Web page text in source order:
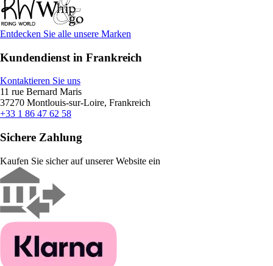
Entdecken Sie alle unsere Marken
Kundendienst in Frankreich
Kontaktieren Sie uns
11 rue Bernard Maris
37270 Montlouis-sur-Loire, Frankreich
+33 1 86 47 62 58
Sichere Zahlung
Kaufen Sie sicher auf unserer Website ein